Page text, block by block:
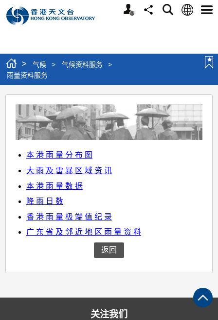
个
分
搜
语
选
> 气候 > 气候资料服务
>
雨量资料服务
雨
量
资
服
务
本 港 雨 量 分 布 图
大 雨 及 雷 暴 区 域 资 讯
本 港 雨 量 数 据
降 雨 日 数
香 港 雨 量 极 端 值 纪 录
广 东 省 及 邻 近 地 区 雨 量 资 料
返回
关注我们